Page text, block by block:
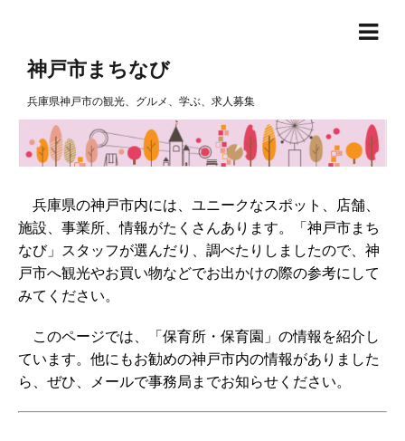
神戸市まちなび
兵庫県神戸市の観光、グルメ、学ぶ、求人募集
兵庫県の神戸市内には、ユニークなスポット、店舗、
施設、事業所、情報がたくさんあります。「神戸市まち
なび」スタッフが選んだり、調べたりしましたので、神
戸市へ観光やお買い物などでお出かけの際の参考にして
みてください。
このページでは、「保育所・保育園」の情報を紹介し
ています。他にもお勧めの神戸市内の情報がありました
ら、ぜひ、メールで事務局までお知らせください。